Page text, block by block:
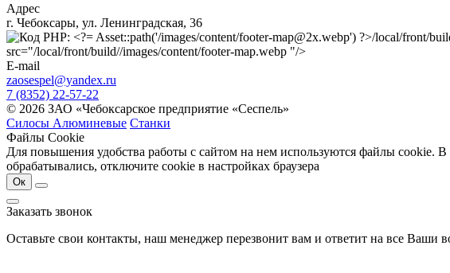
Адрес
г. Чебоксары, ул. Ленинградская, 36
/local/front/
src="/local/front/build//images/content/footer-map.webp "/>
E-mail
zaosespel@yandex.ru
7 (8352) 22-57-22
© 2026 ЗАО «Чебоксарское предприятие «Сеспель»
Силосы Алюминевые Станки
Файлы Cookie
Для повышения удобства работы с сайтом на нем используются файлы
обрабатывались, отключите cookie в настройках браузера
Ок
Заказать звонок
Оставьте свои контакты, наш менеджер перезвонит вам и ответит на все Ваши